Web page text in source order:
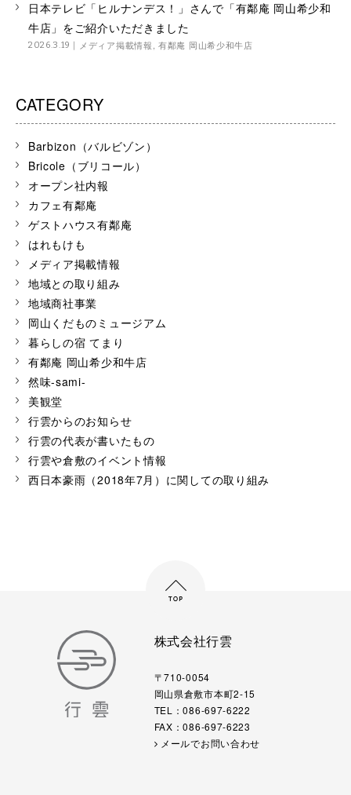
日本テレビ「ヒルナンデス！」さんで「有鄰庵 岡山希少和
牛店」をご紹介いただきました
2026.3.19 メディア掲載情報,有鄰庵 岡山希少和牛店
CATEGORY
Barbizon（バルビゾン）
Bricole（ブリコール）
オープン社内報
カフェ有鄰庵
ゲストハウス有鄰庵
はれもけも
メディア掲載情報
地域との取り組み
地域商社事業
岡山くだものミュージアム
暮らしの宿 てまり
有鄰庵 岡山希少和牛店
然味-sami-
美観堂
行雲からのお知らせ
行雲の代表が書いたもの
行雲や倉敷のイベント情報
西日本豪雨（2018年7月）に関しての取り組み
株式会社行雲
〒710-0054
岡山県倉敷市本町2-15
TEL：086-697-6222
FAX：086-697-6223
メールでお問い合わせ